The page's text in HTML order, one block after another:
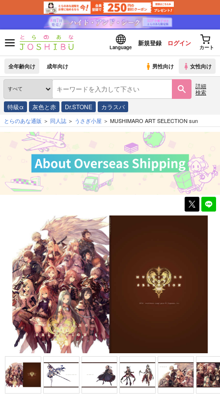
Language
新規登録 ログイン
カート
全年齢向け 成年向け 男性向け 女性向け
詳細
検索
特級α 灰色と赤 Dr.STONE カラスバ
とらのあな通販 同人誌 うさぎ小屋 MUSHIMARO ART SELECTION sun